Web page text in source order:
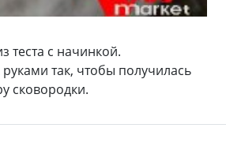
теста с начинкой.
так, чтобы получилась
сковородки.